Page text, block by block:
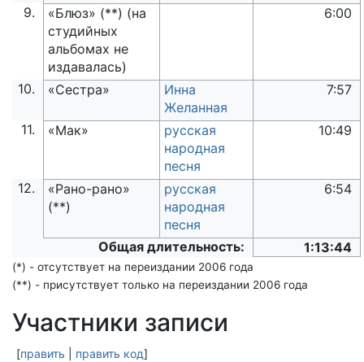
9.
«Блюз» (**) (на
студийных
альбомах не
издавалась)
6:00
10. «Сестра»
Инна
Желанная
7:57
11. «Мак»
русская
народная
песня
10:49
12.
«Рано-рано»
(**)
русская
народная
песня
6:54
Общая длительность: 1:13:44
(*) - отсутствует на переиздании 2006 года
(**) - присутствует только на переиздании 2006 года
Участники записи
[править править код]